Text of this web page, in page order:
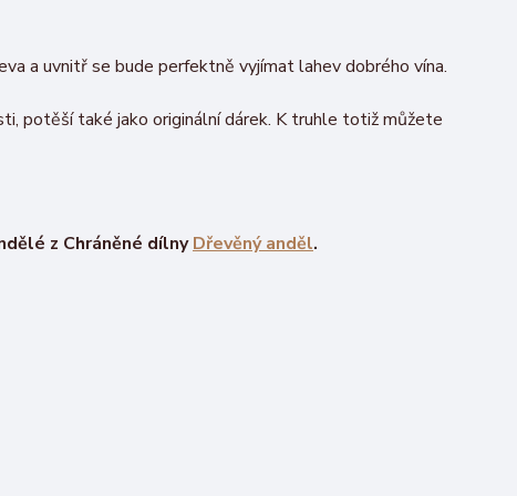
a uvnitř se bude perfektně vyjímat lahev dobrého vína.
potěší také jako originální dárek. K truhle totiž můžete
z Chráněné dílnyDřevěný anděl.